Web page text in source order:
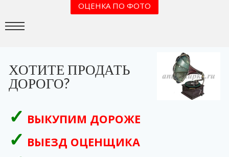
ОЦЕНКА ПО ФОТО
ХОТИТЕ ПРОДАТЬ
ДОРОГО?
ВЫКУПИМ ДОРОЖЕ
ВЫЕЗД ОЦЕНЩИКА